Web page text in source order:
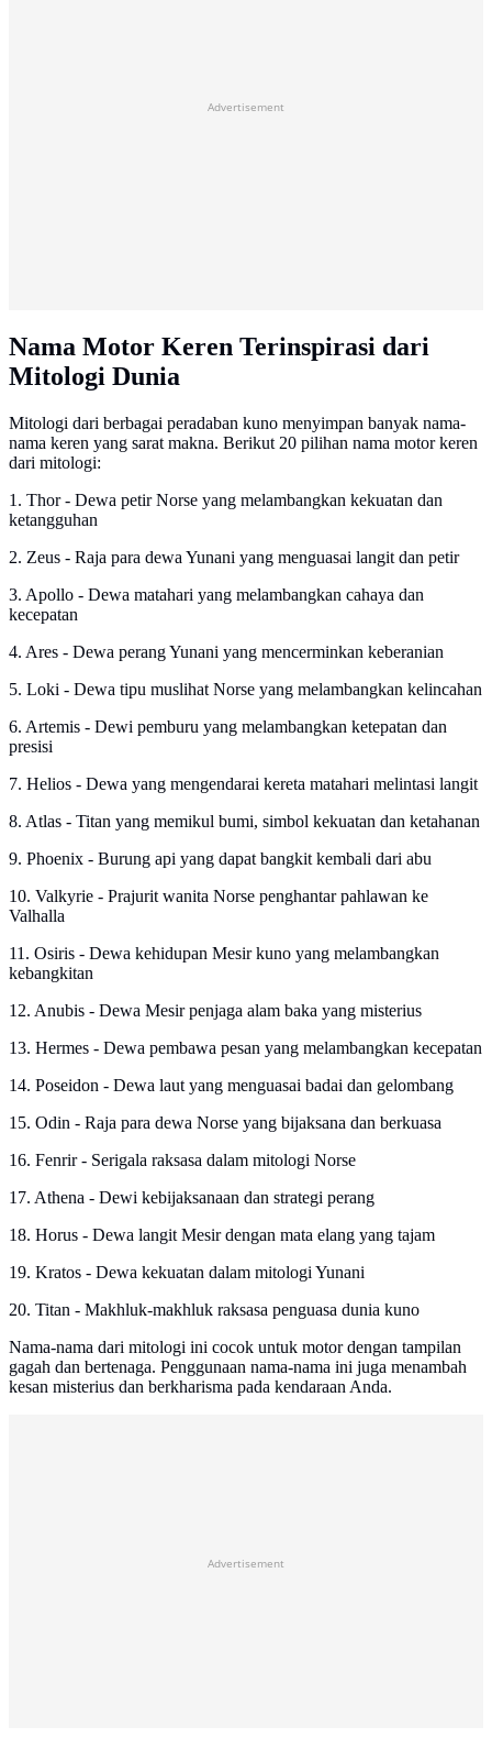
Advertisement
Nama Motor Keren Terinspirasi dari
Mitologi Dunia
Mitologi dari berbagai peradaban kuno menyimpan banyak nama-
nama keren yang sarat makna. Berikut 20 pilihan nama motor keren
dari mitologi:
1. Thor - Dewa petir Norse yang melambangkan kekuatan dan
ketangguhan
2. Zeus - Raja para dewa Yunani yang menguasai langit dan petir
3. Apollo - Dewa matahari yang melambangkan cahaya dan
kecepatan
4. Ares - Dewa perang Yunani yang mencerminkan keberanian
5. Loki - Dewa tipu muslihat Norse yang melambangkan kelincahan
6. Artemis - Dewi pemburu yang melambangkan ketepatan dan
presisi
7. Helios - Dewa yang mengendarai kereta matahari melintasi langit
8. Atlas - Titan yang memikul bumi, simbol kekuatan dan ketahanan
9. Phoenix - Burung api yang dapat bangkit kembali dari abu
10. Valkyrie - Prajurit wanita Norse penghantar pahlawan ke
Valhalla
11. Osiris - Dewa kehidupan Mesir kuno yang melambangkan
kebangkitan
12. Anubis - Dewa Mesir penjaga alam baka yang misterius
13. Hermes - Dewa pembawa pesan yang melambangkan kecepatan
14. Poseidon - Dewa laut yang menguasai badai dan gelombang
15. Odin - Raja para dewa Norse yang bijaksana dan berkuasa
16. Fenrir - Serigala raksasa dalam mitologi Norse
17. Athena - Dewi kebijaksanaan dan strategi perang
18. Horus - Dewa langit Mesir dengan mata elang yang tajam
19. Kratos - Dewa kekuatan dalam mitologi Yunani
20. Titan - Makhluk-makhluk raksasa penguasa dunia kuno
Nama-nama dari mitologi ini cocok untuk motor dengan tampilan
gagah dan bertenaga. Penggunaan nama-nama ini juga menambah
kesan misterius dan berkharisma pada kendaraan Anda.
Advertisement